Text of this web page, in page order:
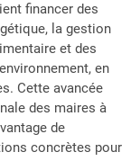
financer des
la gestion
et des
en
Cette avancée
des maires à
de
concrètes pour